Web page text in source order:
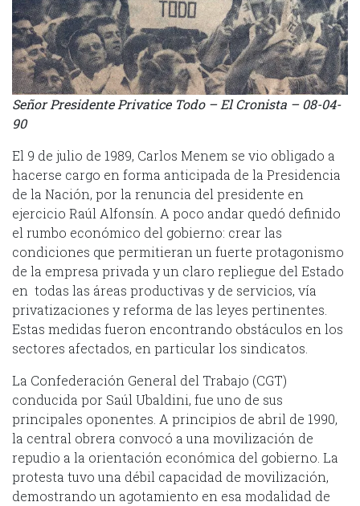
Señor Presidente Privatice Todo – El Cronista – 08-04-
90
El 9 de julio de 1989, Carlos Menem se vio obligado a
hacerse cargo en forma anticipada de la Presidencia
de la Nación, por la renuncia del presidente en
ejercicio Raúl Alfonsín. A poco andar quedó definido
el rumbo económico del gobierno: crear las
condiciones que permitieran un fuerte protagonismo
de la empresa privada y un claro repliegue del Estado
en todas las áreas productivas y de servicios, vía
privatizaciones y reforma de las leyes pertinentes.
Estas medidas fueron encontrando obstáculos en los
sectores afectados, en particular los sindicatos.
La Confederación General del Trabajo (CGT)
conducida por Saúl Ubaldini, fue uno de sus
principales oponentes. A principios de abril de 1990,
la central obrera convocó a una movilización de
repudio a la orientación económica del gobierno. La
protesta tuvo una débil capacidad de movilización,
demostrando un agotamiento en esa modalidad de